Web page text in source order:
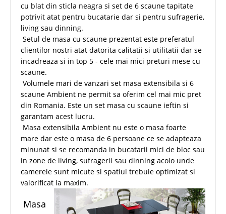
cu blat din sticla neagra si set de 6 scaune tapitate
potrivit atat pentru bucatarie dar si pentru sufragerie,
living sau dinning.
Setul de masa cu scaune prezentat este preferatul
clientilor nostri atat datorita calitatii si utilitatii dar se
incadreaza si in top 5 - cele mai mici preturi mese cu
scaune.
Volumele mari de vanzari set masa extensibila si 6
scaune Ambient ne permit sa oferim cel mai mic pret
din Romania. Este un set masa cu scaune ieftin si
garantam acest lucru.
Masa extensibila Ambient nu este o masa foarte
mare dar este o masa de 6 persoane ce se adapteaza
minunat si se recomanda in bucatarii mici de bloc sau
in zone de living, sufragerii sau dinning acolo unde
camerele sunt micute si spatiul trebuie optimizat si
valorificat la maxim.
Masa